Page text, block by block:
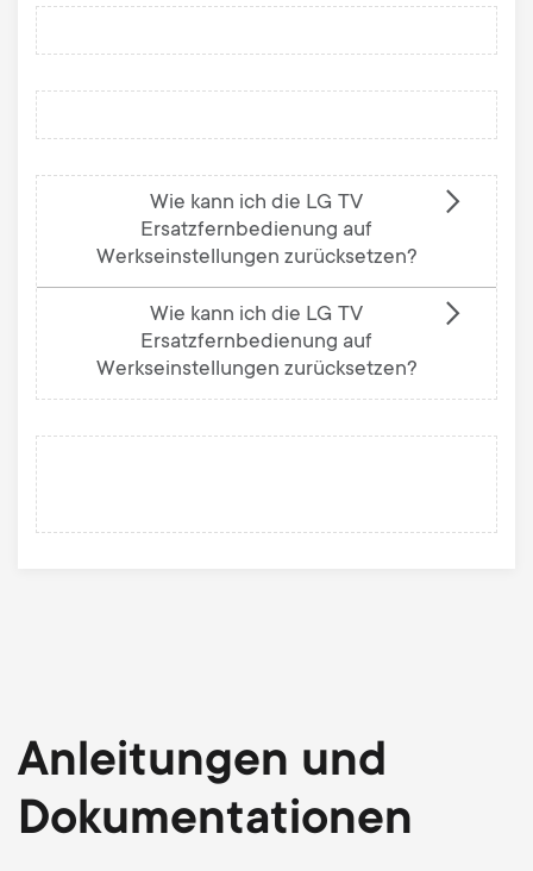
Wie kann ich die LG TV
Ersatzfernbedienung auf
Werkseinstellungen zurücksetzen?
Wie kann ich die LG TV
Ersatzfernbedienung auf
Werkseinstellungen zurücksetzen?
Anleitungen und
Dokumentationen